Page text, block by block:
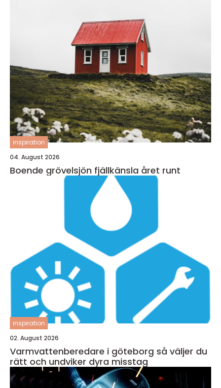
inspiration
04. August 2026
Boende grövelsjön fjällkänsla året runt
inspiration
02. August 2026
Varmvattenberedare i göteborg så väljer du
rätt och undviker dyra misstag